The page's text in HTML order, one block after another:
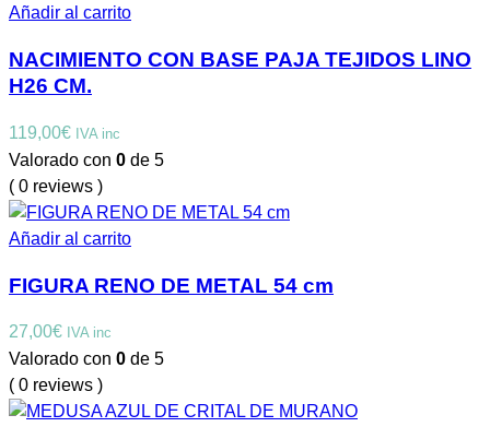
Añadir al carrito
NACIMIENTO CON BASE PAJA TEJIDOS LINO
H26 CM.
119,00€ IVA inc
Valorado con 0 de 5
( 0 reviews )
Añadir al carrito
FIGURA RENO DE METAL 54 cm
27,00€ IVA inc
Valorado con 0 de 5
( 0 reviews )